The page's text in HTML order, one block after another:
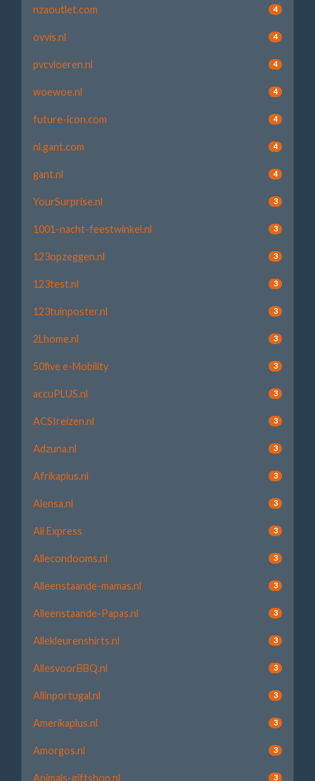
nzaoutlet.com 4
ovvis.nl 4
pvcvloeren.nl 4
woewoe.nl 4
future-icon.com 4
nl.gant.com 4
gant.nl 4
YourSurprise.nl 3
1001-nacht-feestwinkel.nl 3
123opzeggen.nl 3
123test.nl 3
123tuinposter.nl 3
2Lhome.nl 3
50five e-Mobility 3
accuPLUS.nl 3
ACSIreizen.nl 3
Adzuna.nl 3
Afrikaplus.nl 3
Alensa.nl 3
Ali Express 3
Allecondooms.nl 3
Alleenstaande-mamas.nl 3
Alleenstaande-Papas.nl 3
Allekleurenshirts.nl 3
AllesvoorBBQ.nl 3
Allinportugal.nl 3
Amerikaplus.nl 3
Amorgos.nl 3
Animals-giftshop.nl 3